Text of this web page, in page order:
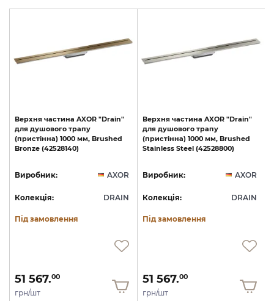
Верхня частина AXOR "Drain"
для душового трапу
(пристінна) 1000 мм, Brushed
Bronze (42528140)
Виробник: AXOR
Колекція: DRAIN
Під замовлення
51 567.00
грн/шт
Верхня частина AXOR "Drain"
для душового трапу
(пристінна) 1000 мм, Brushed
Stainless Steel (42528800)
Виробник: AXOR
Колекція: DRAIN
Під замовлення
51 567.00
грн/шт